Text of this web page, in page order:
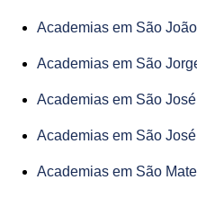
Academias em São
Academias em São
Academias em São
Academias em São
Academias em São